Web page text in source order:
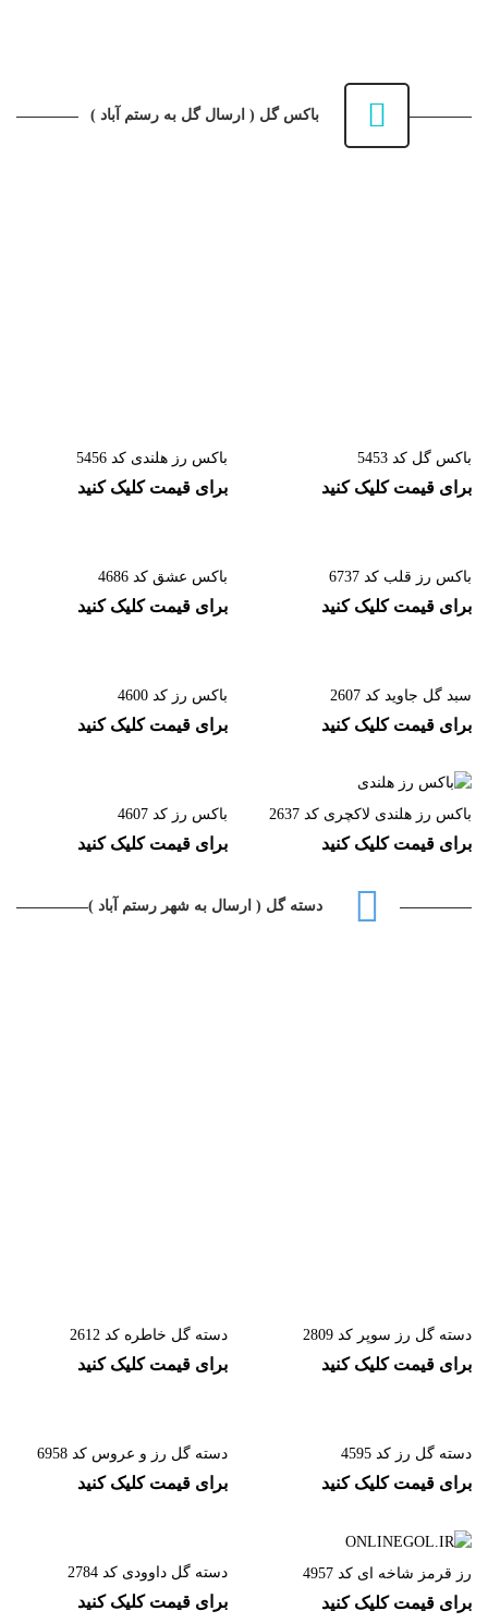
باکس گل ( ارسال گل به رستم آباد )
باکس گل کد 5453
برای قیمت کلیک کنید
باکس رز هلندی کد 5456
برای قیمت کلیک کنید
باکس رز قلب کد 6737
برای قیمت کلیک کنید
باکس عشق کد 4686
برای قیمت کلیک کنید
سبد گل جاوید کد 2607
برای قیمت کلیک کنید
باکس رز کد 4600
برای قیمت کلیک کنید
باکس رز هلندی لاکچری کد 2637
برای قیمت کلیک کنید
باکس رز کد 4607
برای قیمت کلیک کنید
دسته گل ( ارسال به شهر رستم آباد )
دسته گل رز سوپر کد 2809
برای قیمت کلیک کنید
دسته گل خاطره کد 2612
برای قیمت کلیک کنید
دسته گل رز کد 4595
برای قیمت کلیک کنید
دسته گل رز و عروس کد 6958
برای قیمت کلیک کنید
رز قرمز شاخه ای کد 4957
برای قیمت کلیک کنید
دسته گل داوودی کد 2784
برای قیمت کلیک کنید